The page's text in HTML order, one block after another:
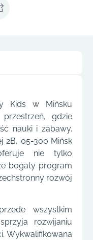
Kids w Mińsku
gdzie
nauki i zabawy.
2B, 05-300 Mińsk
nie tylko
bogaty program
rozwój
wszystkim
rozwijaniu
Wykwalifikowana